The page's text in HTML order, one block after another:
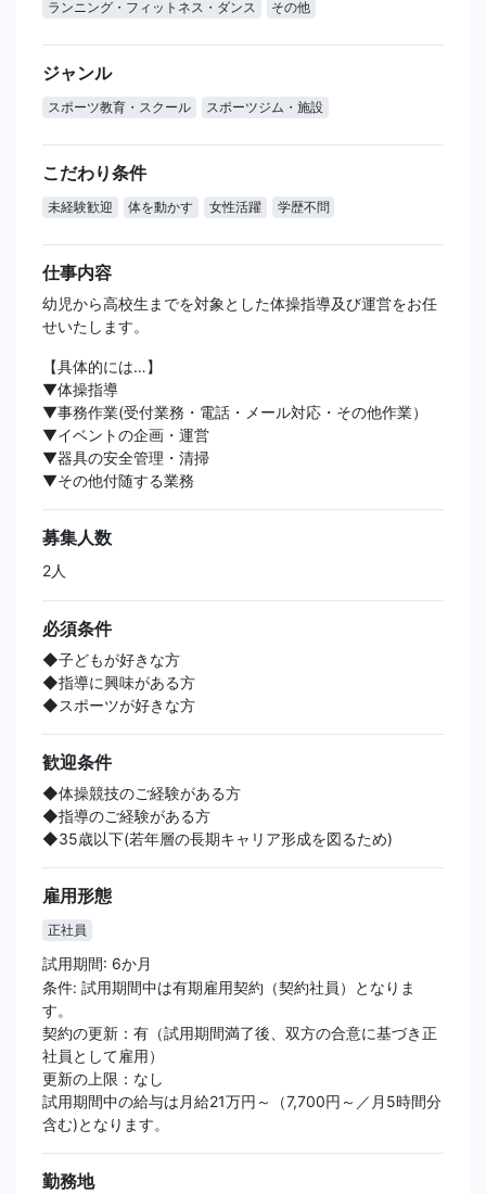
ランニング・フィットネス・ダンス その他
ジャンル
スポーツ教育・スクール スポーツジム・施設
こだわり条件
未経験歓迎 体を動かす 女性活躍 学歴不問
仕事内容
幼児から高校生までを対象とした体操指導及び運営をお任
せいたします。
【具体的には…】
▼体操指導
▼事務作業(受付業務・電話・メール対応・その他作業）
▼イベントの企画・運営
▼器具の安全管理・清掃
▼その他付随する業務
募集人数
2人
必須条件
◆子どもが好きな方
◆指導に興味がある方
◆スポーツが好きな方
歓迎条件
◆体操競技のご経験がある方
◆指導のご経験がある方
◆35歳以下(若年層の長期キャリア形成を図るため)
雇用形態
正社員
試用期間: 6か月
条件: 試用期間中は有期雇用契約（契約社員）となりま
す。
契約の更新：有（試用期間満了後、双方の合意に基づき正
社員として雇用）
更新の上限：なし
試用期間中の給与は月給21万円～（7,700円～／月5時間分
含む)となります。
勤務地